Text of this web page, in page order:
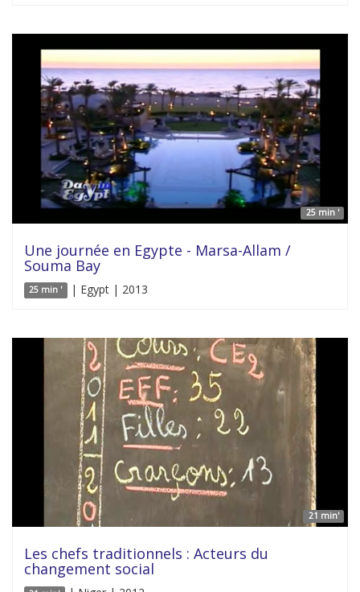
25 min '
Une journée en Egypte - Marsa-Allam /
Souma Bay
25 min ' | Egypt | 2013
21 min'
Les chefs traditionnels : Acteurs du
changement social